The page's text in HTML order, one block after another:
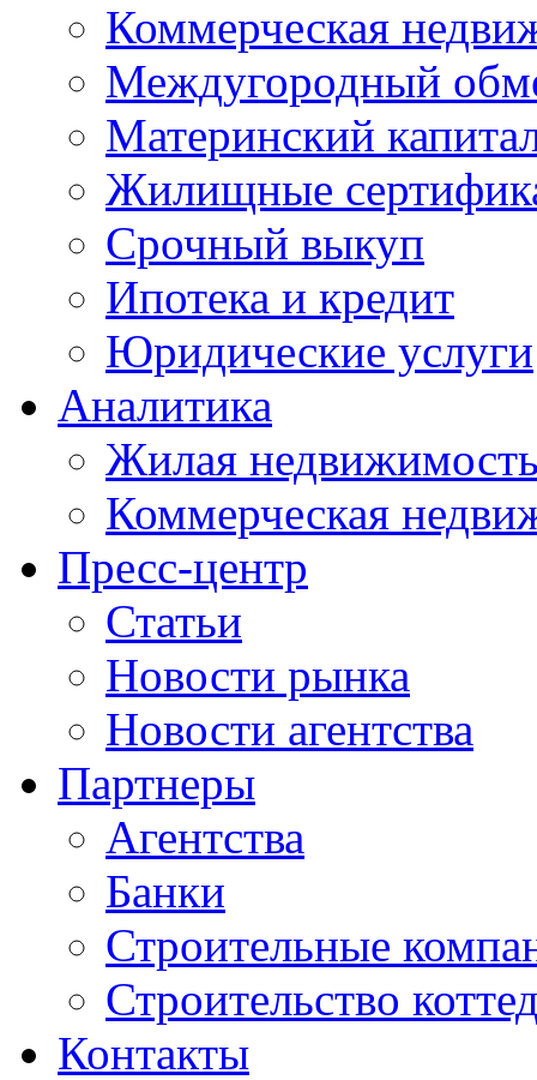
Коммерческая
Междугородный
Материнский
Жилищные
Срочный выкуп
Ипотека и кредит
Юридические услуги
Аналитика
Жилая
Коммерческая
Пресс-центр
Статьи
Новости рынка
Новости агентства
Партнеры
Агентства
Банки
Строительные
Строительство
Контакты